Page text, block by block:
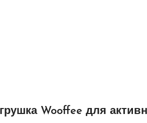
Wooffee для